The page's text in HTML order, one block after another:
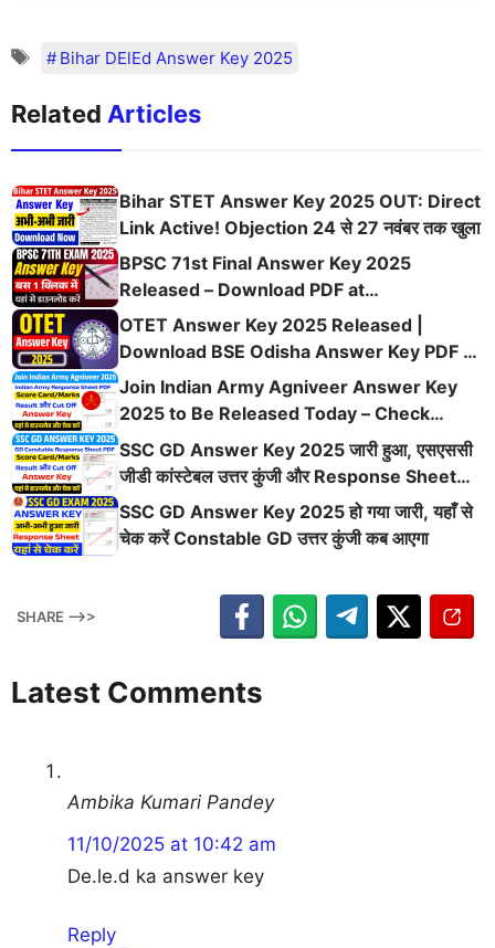
Bihar DElEd Answer Key 2025
Related Articles
Bihar STET Answer Key 2025 OUT: Direct
Link Active! Objection 24 से 27 नवंबर तक खुला
BPSC 71st Final Answer Key 2025
Released – Download PDF at
bpsc.bihar.gov.in
OTET Answer Key 2025 Released |
Download BSE Odisha Answer Key PDF @
bseodisha.ac.in
Join Indian Army Agniveer Answer Key
2025 to Be Released Today – Check
Details Here
SSC GD Answer Key 2025 जारी हुआ, एसएससी
जीडी कांस्टेबल उत्तर कुंजी और Response Sheet
यहाँ से देखें
SSC GD Answer Key 2025 हो गया जारी, यहाँ से
चेक करें Constable GD उत्तर कुंजी कब आएगा
SHARE -->>
Latest Comments
Ambika Kumari Pandey
11/10/2025 at 10:42 am
De.le.d ka answer key
Reply